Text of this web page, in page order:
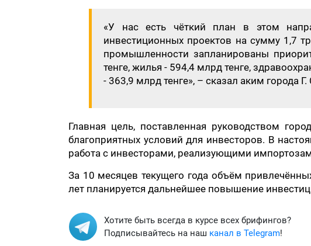
«У нас есть чёткий план в этом
инвестиционных проектов на сумму 1,7
промышленности запланированы
тенге, жилья - 594,4 млрд тенге,
- 363,9 млрд тенге», – сказал аким города
Главная цель, поставленная руководством
благоприятных условий для инвесторов. В
работа с инвесторами, реализующими
За 10 месяцев текущего года объём
лет планируется дальнейшее повышение
Хотите быть всегда в курсе всех брифингов?
Подписывайтесь на наш канал в Telegram!